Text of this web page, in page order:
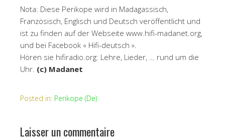
Nota: Diese Perikope wird in Madagassisch,
Französisch, Englisch und Deutsch veröffentlicht und
ist zu finden auf der Webseite www.hifi-madanet.org,
und bei Facebook « Hifi-deutsch ».
Hören sie hifiradio.org: Lehre, Lieder, … rund um die
Uhr. (c) Madanet
Posted in: Perikope (De)
Laisser un commentaire